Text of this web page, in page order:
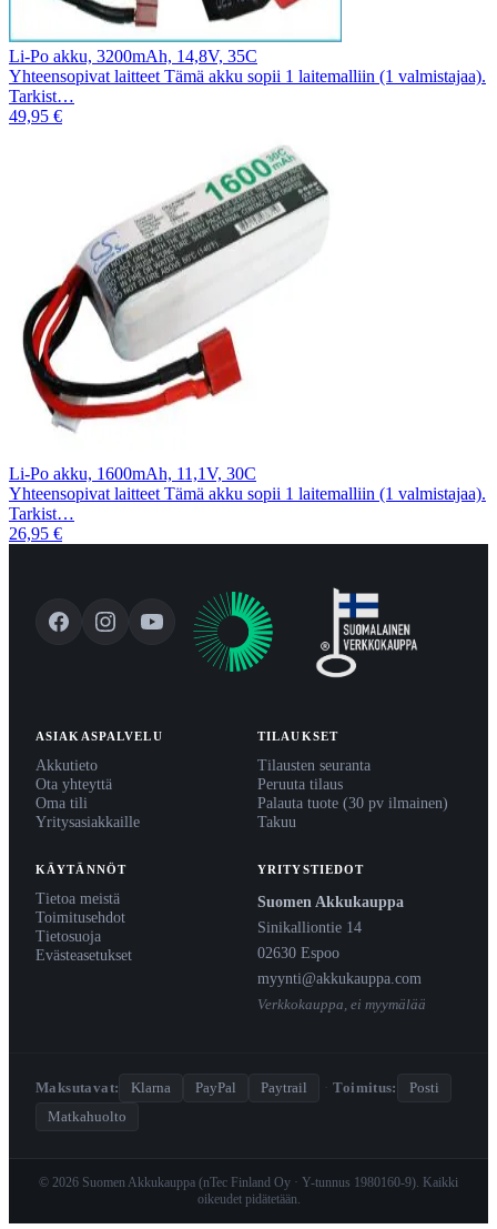
Li-Po akku, 3200mAh, 14,8V, 35C
Yhteensopivat laitteet Tämä akku sopii 1 laitemalliin (1 valmistajaa).
Tarkist…
49,95 €
Li-Po akku, 1600mAh, 11,1V, 30C
Yhteensopivat laitteet Tämä akku sopii 1 laitemalliin (1 valmistajaa).
Tarkist…
26,95 €
ASIAKASPALVELU
Akkutieto
Ota yhteyttä
Oma tili
Yritysasiakkaille
TILAUKSET
Tilausten seuranta
Peruuta tilaus
Palauta tuote (30 pv ilmainen)
Takuu
KÄYTÄNNÖT
Tietoa meistä
Toimitusehdot
Tietosuoja
Evästeasetukset
YRITYSTIEDOT
Suomen Akkukauppa
Sinikalliontie 14
02630 Espoo
myynti@akkukauppa.com
Verkkokauppa, ei myymälää
Maksutavat: Klarna PayPal Paytrail · Toimitus:
Posti
Matkahuolto
© 2026 Suomen Akkukauppa (nTec Finland Oy · Y-tunnus 1980160-9). Kaikki
oikeudet pidätetään.